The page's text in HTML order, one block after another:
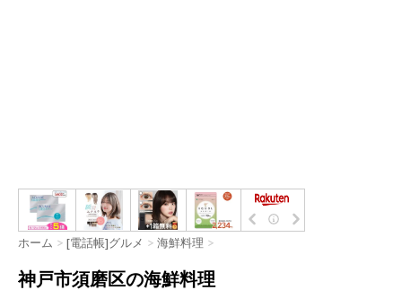
ホーム > [電話帳]グルメ > 海鮮料理 >
神戸市須磨区の海鮮料理